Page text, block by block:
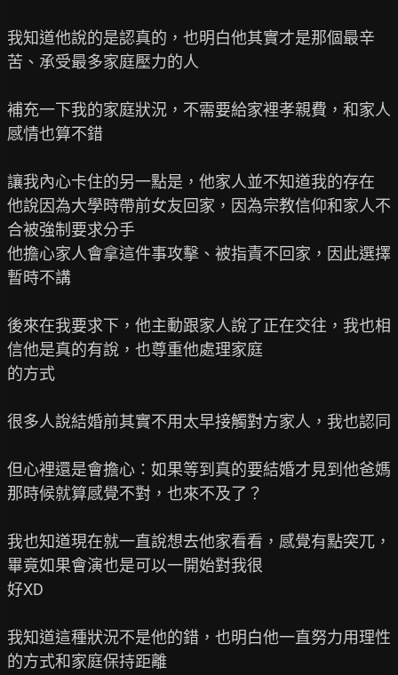
我知道他說的是認真的，也明白他其實才是那個最辛
苦、承受最多家庭壓力的人
補充一下我的家庭狀況，不需要給家裡孝親費，和家人
感情也算不錯
讓我內心卡住的另一點是，他家人並不知道我的存在
他說因為大學時帶前女友回家，因為宗教信仰和家人不
合被強制要求分手
他擔心家人會拿這件事攻擊、被指責不回家，因此選擇
暫時不講
後來在我要求下，他主動跟家人說了正在交往，我也相
信他是真的有說，也尊重他處理家庭
的方式
很多人說結婚前其實不用太早接觸對方家人，我也認同
但心裡還是會擔心：如果等到真的要結婚才見到他爸媽
那時候就算感覺不對，也來不及了？
我也知道現在就一直說想去他家看看，感覺有點突兀，
畢竟如果會演也是可以一開始對我很
好XD
我知道這種狀況不是他的錯，也明白他一直努力用理性
的方式和家庭保持距離